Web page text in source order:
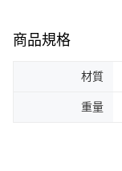
商品規格
材質
重量